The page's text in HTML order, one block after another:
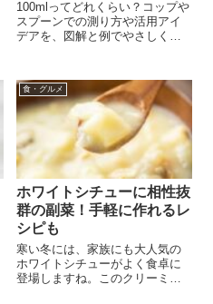
100mlってどれくらい？コップや
スプーンでの測り方や活用アイ
デアを、図解と例でやさしく解
食・グルメ
ホワイトシチューに相性抜
群の副菜！手軽に作れるレ
シピも
寒い冬には、家族にも大人気の
ホワイトシチューがよく食卓に
登場しますね。このクリーミー